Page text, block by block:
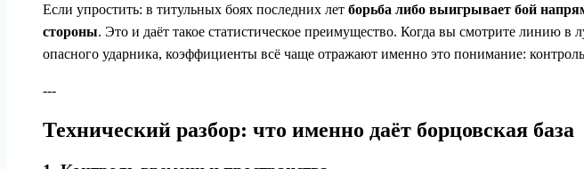
Если упростить: в титульных боях последних лет борьба либо выигрывает бой
стороны. Это и даёт такое статистическое преимущество. Когда вы смотрите линию
опасного ударника, коэффициенты всё чаще отражают именно это понимание:
---
Технический разбор: что именно даёт борцовская база